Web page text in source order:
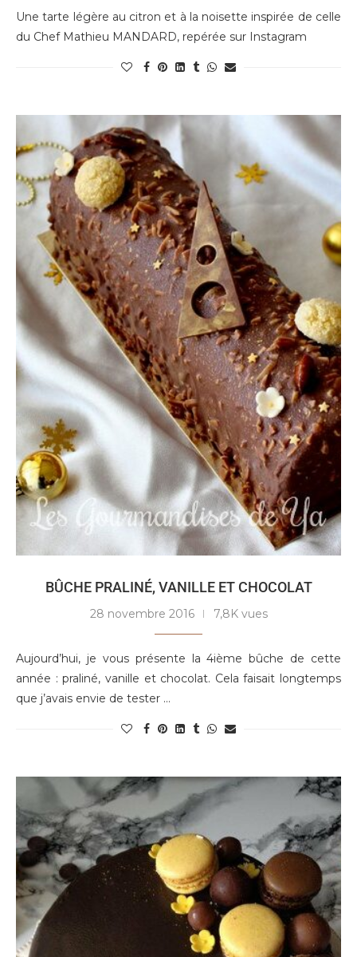
Une tarte légère au citron et à la noisette inspirée de celle
du Chef Mathieu MANDARD, repérée sur Instagram
BÛCHE PRALINÉ, VANILLE ET CHOCOLAT
28 novembre 2016 7,8K vues
Aujourd’hui, je vous présente la 4ième bûche de cette
année : praliné, vanille et chocolat. Cela faisait longtemps
que j’avais envie de tester …